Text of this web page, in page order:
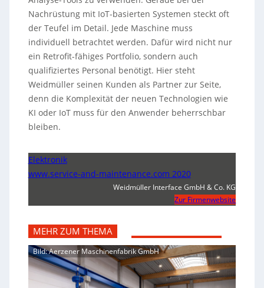
Nachrüstung mit IoT-basierten Systemen steckt oft
der Teufel im Detail. Jede Maschine muss
individuell betrachtet werden. Dafür wird nicht nur
ein Retrofit-fähiges Portfolio, sondern auch
qualifiziertes Personal benötigt. Hier steht
Weidmüller seinen Kunden als Partner zur Seite,
denn die Komplexität der neuen Technologien wie
KI oder IoT muss für den Anwender beherrschbar
bleiben.
Elektronik
www.service-and-maintenance.com 2020
Weidmüller Interface GmbH & Co. KG
Zur Firmenwebsite
MEHR ZUM THEMA
Bild: Aerzener Maschinenfabrik GmbH